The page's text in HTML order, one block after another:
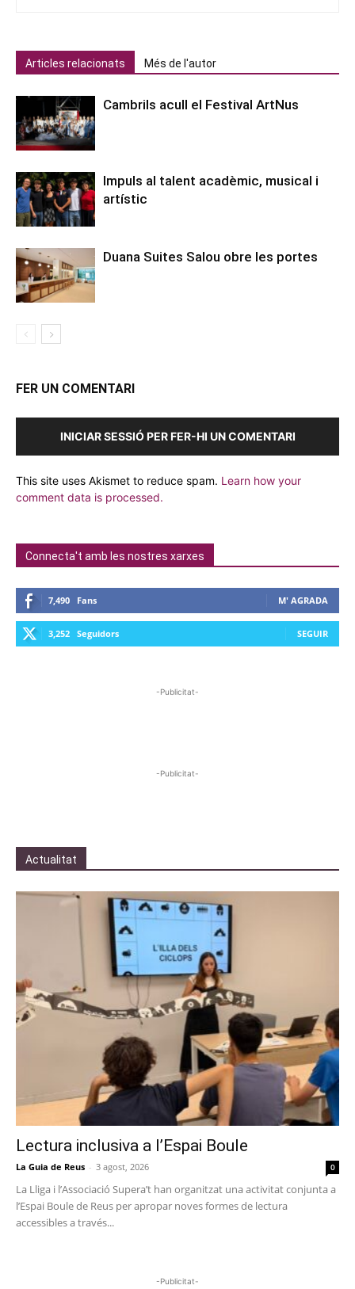
Articles relacionats Més de l'autor
Cambrils acull el Festival ArtNus
Impuls al talent acadèmic, musical i
artístic
Duana Suites Salou obre les portes
FER UN COMENTARI
INICIAR SESSIÓ PER FER-HI UN COMENTARI
This site uses Akismet to reduce spam. Learn how your
comment data is processed.
Connecta't amb les nostres xarxes
7,490 Fans M' AGRADA
3,252 Seguidors SEGUIR
-Publicitat-
-Publicitat-
Actualitat
Lectura inclusiva a l’Espai Boule
La Guia de Reus - 3 agost, 2026 0
La Lliga i l’Associació Supera’t han organitzat una activitat conjunta a
l’Espai Boule de Reus per apropar noves formes de lectura
accessibles a través...
-Publicitat-